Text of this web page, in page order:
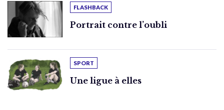
FLASHBACK
Portrait contre l’oubli
SPORT
Une ligue à elles